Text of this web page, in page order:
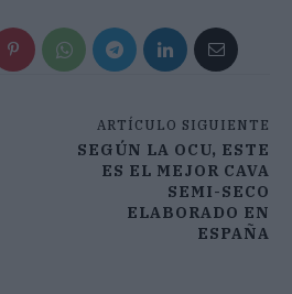
ARTÍCULO SIGUIENTE
SEGÚN LA OCU, ESTE
ES EL MEJOR CAVA
SEMI-SECO
ELABORADO EN
ESPAÑA